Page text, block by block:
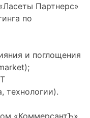
Партнерс»
по
и поглощения
технологии).
«КоммерсантЪ»